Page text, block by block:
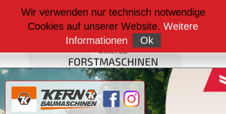
BAUMASCHINEN
weiter zu:
FAHRZEUGBAU
weiter zu:
FORSTMASCHINEN
Wir verwenden nur technisch notwendige
Cookies auf unserer Website. Weitere
Informationen
Ok